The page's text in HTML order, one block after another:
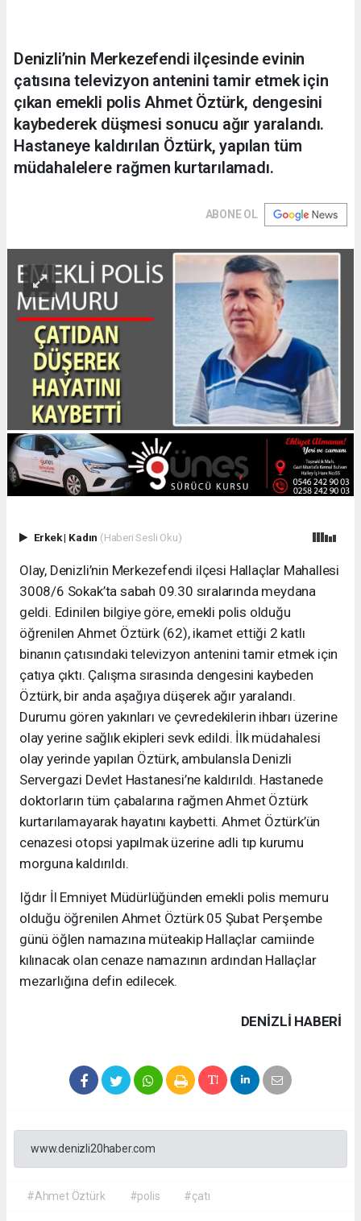
Denizli’nin Merkezefendi ilçesinde evinin
çatısına televizyon antenini tamir etmek için
çıkan emekli polis Ahmet Öztürk, dengesini
kaybederek düşmesi sonucu ağır yaralandı.
Hastaneye kaldırılan Öztürk, yapılan tüm
müdahalelere rağmen kurtarılamadı.
ABONE OL
Erkek| Kadın (Haberi Sesli Oku)
Olay, Denizli’nin Merkezefendi ilçesi Hallaçlar Mahallesi
3008/6 Sokak’ta sabah 09.30 sıralarında meydana
geldi. Edinilen bilgiye göre, emekli polis olduğu
öğrenilen Ahmet Öztürk (62), ikamet ettiği 2 katlı
binanın çatısındaki televizyon antenini tamir etmek için
çatıya çıktı. Çalışma sırasında dengesini kaybeden
Öztürk, bir anda aşağıya düşerek ağır yaralandı.
Durumu gören yakınları ve çevredekilerin ihbarı üzerine
olay yerine sağlık ekipleri sevk edildi. İlk müdahalesi
olay yerinde yapılan Öztürk, ambulansla Denizli
Servergazi Devlet Hastanesi’ne kaldırıldı. Hastanede
doktorların tüm çabalarına rağmen Ahmet Öztürk
kurtarılamayarak hayatını kaybetti. Ahmet Öztürk’ün
cenazesi otopsi yapılmak üzerine adli tıp kurumu
morguna kaldırıldı.
Iğdır İl Emniyet Müdürlüğünden emekli polis memuru
olduğu öğrenilen Ahmet Öztürk 05 Şubat Perşembe
günü öğlen namazına müteakip Hallaçlar camiinde
kılınacak olan cenaze namazının ardından Hallaçlar
mezarlığına defin edilecek.
DENIZLI HABERİ
www.denizli20haber.com
#Ahmet Öztürk #polis #çatı